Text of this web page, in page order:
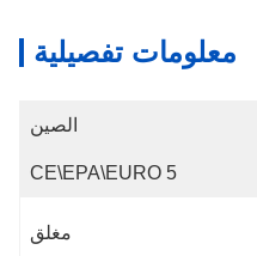
معلومات تفصيلية
الصين
CE\EPA\EURO 5
مغلق